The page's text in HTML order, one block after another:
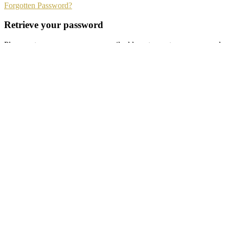
Forgotten Password?
Retrieve your password
Please enter your username or email address to reset your password.